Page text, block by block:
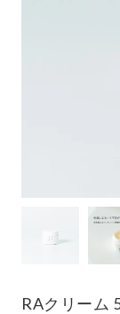
RAクリーム